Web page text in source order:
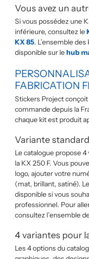
Vous avez un
Si vous possédez une
inférieure, consultez le
KX 85. L’ensemble
disponible sur lehub
FABRICATION
Stickers Project
commande depuis la
chaque kit est produit
Variante
Le catalogue propose
la KX 250 F. Vous
logo, ajouter votre
(mat, brillant, satiné).
disponible si vous
professionnel. Pour
consultez l’ensemble
4 variantes pour
Les 4 options du